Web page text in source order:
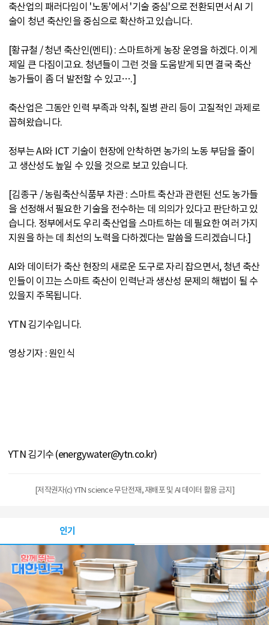
축산업의 패러다임이 '노동'에서 '기술 중심'으로 전환되면서 AI 기
술이 청년 축산인을 중심으로 확산하고 있습니다.
[황규철 / 청년 축산인(멘티) : 스마트하게 농장 운영을 하겠다. 이게
제일 큰 다짐이고요. 청년들이 그런 것을 도움받게 되면 결국 축산
농가들이 좀 더 발전할 수 있고….]
축산업은 그동안 인력 부족과 악취, 질병 관리 등이 고질적인 과제로
꼽혀왔습니다.
정부는 AI와 ICT 기술이 현장에 안착하면 농가의 노동 부담을 줄이
고 생산성도 높일 수 있을 것으로 보고 있습니다.
[김종구 / 농림축산식품부 차관 : 스마트 축산과 관련된 선도 농가들
을 선정해서 필요한 기술을 전수하는 데 의의가 있다고 판단하고 있
습니다. 정부에서도 우리 축산업을 스마트하는 데 필요한 여러 가지
지원을 하는 데 최선의 노력을 다하겠다는 말씀을 드리겠습니다.]
AI와 데이터가 축산 현장의 새로운 도구로 자리 잡으면서, 청년 축산
인들이 이끄는 스마트 축산이 인력난과 생산성 문제의 해법이 될 수
있을지 주목됩니다.
YTN 김기수입니다.
영상기자 : 원인식
YTN 김기수 (energywater@ytn.co.kr)
[저작권자(c) YTN science 무단전재, 재배포 및 AI 데이터 활용 금지]
인기